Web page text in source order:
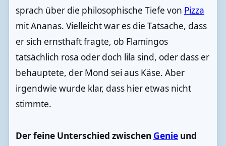
sprach über die philosophische Tiefe von Pizza
mit Ananas. Vielleicht war es die Tatsache, dass
er sich ernsthaft fragte, ob Flamingos
tatsächlich rosa oder doch lila sind, oder dass er
behauptete, der Mond sei aus Käse. Aber
irgendwie wurde klar, dass hier etwas nicht
stimmte.
Der feine Unterschied zwischen Genieund